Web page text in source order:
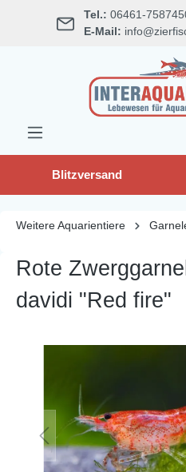
springen Tel.: 06461-
E-Mail:
Blitzversand
Weitere Aquarientiere
Rote
davidi "Red fire"